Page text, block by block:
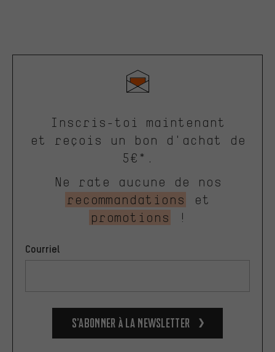
Inscris-toi maintenant
et reçois un bon d'achat de
5€*.
Ne rate aucune de nos
recommandations
et
promotions
!
Courriel
S’abonner à la newsletter